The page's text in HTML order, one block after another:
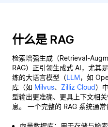
什么是 RAG
检索增强生成（Retrieval-
RAG）正引领生成式 AI，尤其
练的大语言模型（LLM，如
库（如 Milvus、 Zilliz Cloud）
型输出更准确、更具上下文相
息。 一个完整的 RAG 系统通常